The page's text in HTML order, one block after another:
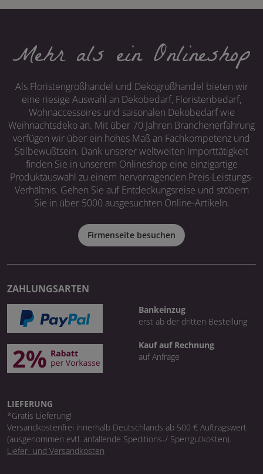
Mehr als ein Onlineshop
Als Floristengroßhandel und Dekogroßhandel bieten wir
eine riesige Auswahl an Dekobedarf, Floristenbedarf,
Wohnaccessoires und saisonalen Dekobedarf wie
Weihnachtsdeko an. Mit über 70 Jahren Branchenerfahrung
verfügen wir über ein hohes Maß an Fachkompetenz und
Stilbewußtsein. Dank unserer weltweiten Importtätigkeit
finden Sie in unserem Onlineshop eine einzigartige
Produktauswahl zu einem hervorragenden Preis-Leistungs-
Verhältnis. Gehen Sie auf Entdeckungsreise und stöbern
Sie in über 5000 ausgesuchten Online-Artikeln.
Firmenseite besuchen
ZAHLUNGSARTEN
Bankeinzug
erst ab der dritten Bestellung
Kauf auf Rechnung
auf Anfrage
LIEFERUNG
*Gratis Lieferung!
Versandkostenfrei innerhalb Deutschlands ab 500 € Auftragswert
(ausgenommen evtl. anfallende Speditions-/ Sperrgutkosten).
Liefer- und Versandkosten